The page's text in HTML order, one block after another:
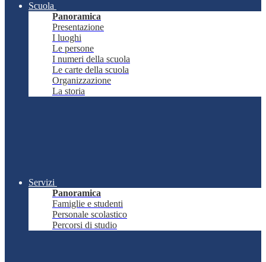
Scuola
Panoramica
Presentazione
I luoghi
Le persone
I numeri della scuola
Le carte della scuola
Organizzazione
La storia
Servizi
Panoramica
Famiglie e studenti
Personale scolastico
Percorsi di studio